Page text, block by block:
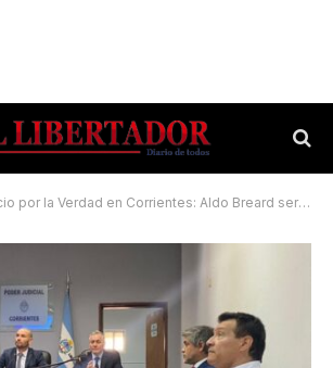
la Verdad en Corrientes: Aldo Breard será juzgado bajo esta nueva figura